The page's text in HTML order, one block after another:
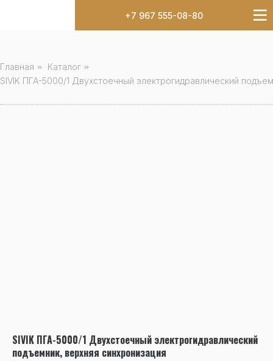
+7 967 555-08-80
Главная » Каталог »
SIVIK ПГА-5000/1 Двухстоечный электрогидравлический
SIVIK ПГА-5000/1 Двухстоечный электрогидравлический
подъемник, верхняя синхронизация